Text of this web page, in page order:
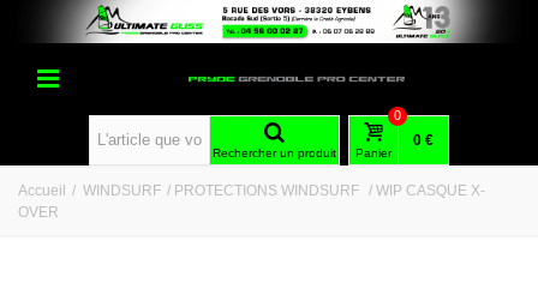
Rechercher un produit Panier
0
0 €
Accueil / WINDSURF / PROTECTIONS WINDSURF / WIP CASQUE X-
OVER